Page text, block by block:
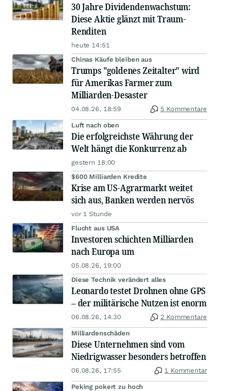
30 Jahre Dividendenwachstum:
Diese Aktie glänzt mit Traum-
Renditen
heute 14:51
Chinas Käufe bleiben aus
Trumps "goldenes Zeitalter" wird
für Amerikas Farmer zum
Milliarden-Desaster
04.08.26, 18:59 5 Kommentare
Luft nach oben
Die erfolgreichste Währung der
Welt hängt die Konkurrenz ab
gestern 18:00
$600 Milliarden Kredite
Krise am US-Agrarmarkt weitet
sich aus, Banken werden nervös
vor 1 Stunde
Flucht aus USA
Investoren schichten Milliarden
nach Europa um
05.08.26, 19:00
Diese Technik verändert alles
Leonardo testet Drohnen ohne GPS
– der militärische Nutzen ist enorm
06.08.26, 14:30 2 Kommentare
Milliardenschäden
Diese Unternehmen sind vom
Niedrigwasser besonders betroffen
06.08.26, 17:55 1 Kommentar
Peking pokert zu hoch